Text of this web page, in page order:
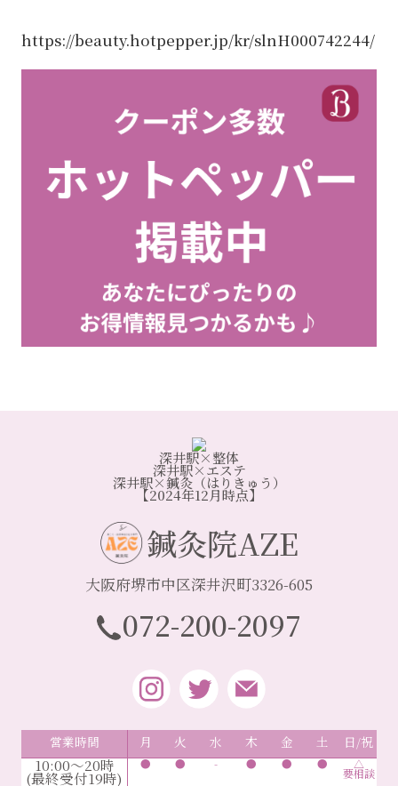
https://beauty.hotpepper.jp/kr/slnH000742244/
深井駅×整体
深井駅×エステ
深井駅×鍼灸（はりきゅう）
【2024年12月時点】
鍼灸院AZE
大阪府堺市中区深井沢町3326-605
072-200-2097
営業時間 月 火 水 木 金 土 日/祝
10:00～20時
(最終受付19時)
● ● - ● ● ● △
要相談